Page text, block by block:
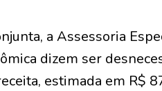
a Assessoria
dizem ser
estimada em R$